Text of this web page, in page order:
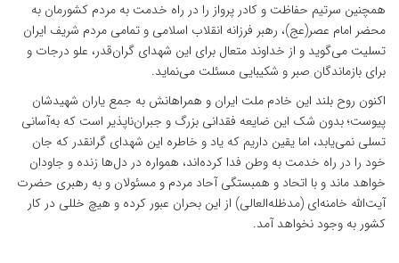
همچنین سرتیم حفاظت و کادر پرواز را در راه خدمت به مردم کشورمان به
محضر امام عصر(عج)، رهبر فرزانه انقلاب اسلامی و تمامی مردم شریف ایران
تسلیت می‌گوید و از خداوند متعال برای این شهدای گران‌قدر، علو درجات و
برای بازماندگان صبر و شکیبایی مسئلت می‌نماید.
اکنون ‌روح بلند این خادم ملت ایران و همراهانش به جمع یاران شهیدشان
پیوست؛ بدون شک این ضایعه فقدانی بزرگ و جبران‌ناپذیر‌ است که به‌آسانی
تسلی نمی‌یابد‌، اما یقین داریم که یاد و خاطره این شهدای گرانقدر که جان
خود را در راه خدمت به وطن فدا کرده‌اند، همواره در دل‌ها زنده و جاودان
خواهد ماند و با اتحاد و همبستگی آحاد مردم و مسئولان و به رهبری حضرت
آیت‌الله خامنه‌ای (مدظله‌العالی) از این بحران عبور کرده و هیچ خللی در کار
کشور به وجود نخواهد آمد.